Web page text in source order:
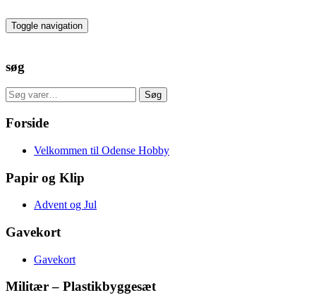
to
the
Toggle navigation
søg
Søg
efter:
Søg
Forside
Velkommen til Odense Hobby
Papir og Klip
Advent og Jul
Gavekort
Gavekort
Militær – Plastikbyggesæt